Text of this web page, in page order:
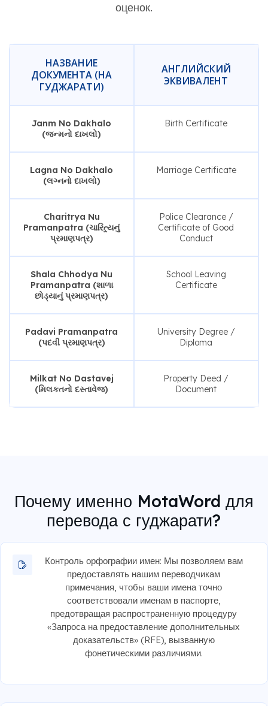
оценок.
НАЗВАНИЕ
ДОКУМЕНТА (НА
ГУДЖАРАТИ)
АНГЛИЙСКИЙ
ЭКВИВАЛЕНТ
Janm No Dakhalo
(જન્મનો દાખલો)
Birth Certificate
Lagna No Dakhalo
(લગ્નનો દાખલો)
Marriage Certificate
Charitrya Nu
Pramanpatra (ચારિત્ર્યનું
પ્રમાણપત્ર)
Police Clearance /
Certificate of Good
Conduct
Shala Chhodya Nu
Pramanpatra (શાળા
છોડ્યાનું પ્રમાણપત્ર)
School Leaving
Certificate
Padavi Pramanpatra
(પદવી પ્રમાણપત્ર)
University Degree /
Diploma
Milkat No Dastavej
(મિલકતનો દસ્તાવેજ)
Property Deed /
Document
Почему именно MotaWord для
перевода с гуджарати?
Контроль орфографии имен: Мы позволяем вам
предоставлять нашим переводчикам
примечания, чтобы ваши имена точно
соответствовали именам в паспорте,
предотвращая распространенную процедуру
«Запроса на предоставление дополнительных
доказательств» (RFE), вызванную
фонетическими различиями.